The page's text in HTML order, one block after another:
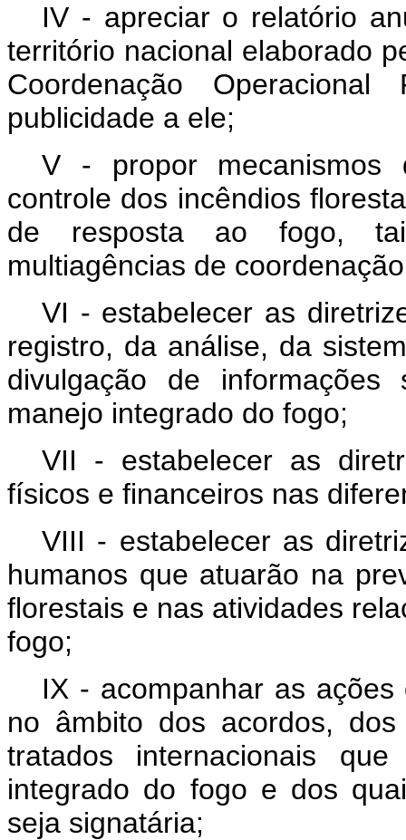
IV - apreciar o relatório
território nacional elaborado
Coordenação
publicidade a ele;
V - propor mecanismos
controle dos incêndios
de resposta ao fogo,
multiagências de
VI - estabelecer as
registro, da análise, da
divulgação de
manejo integrado do fogo;
VII - estabelecer as
físicos e financeiros nas
VIII - estabelecer as
humanos que atuarão na
florestais e nas atividades
fogo;
IX - acompanhar as
no âmbito dos acordos,
tratados internacionais
integrado do fogo e dos
seja signatária;